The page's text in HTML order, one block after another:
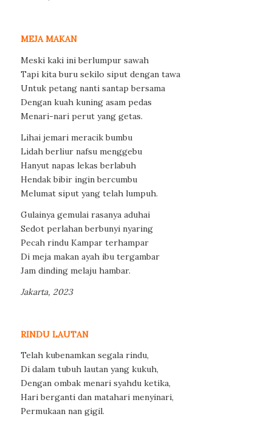
MEJA MAKAN
Meski kaki ini berlumpur sawah
Tapi kita buru sekilo siput dengan tawa
Untuk petang nanti santap bersama
Dengan kuah kuning asam pedas
Menari-nari perut yang getas.
Lihai jemari meracik bumbu
Lidah berliur nafsu menggebu
Hanyut napas lekas berlabuh
Hendak bibir ingin bercumbu
Melumat siput yang telah lumpuh.
Gulainya gemulai rasanya aduhai
Sedot perlahan berbunyi nyaring
Pecah rindu Kampar terhampar
Di meja makan ayah ibu tergambar
Jam dinding melaju hambar.
Jakarta, 2023
RINDU LAUTAN
Telah kubenamkan segala rindu,
Di dalam tubuh lautan yang kukuh,
Dengan ombak menari syahdu ketika,
Hari berganti dan matahari menyinari,
Permukaan nan gigil.